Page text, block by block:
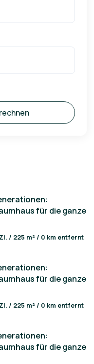
für die ganze
/ 225 m² / 0 km entfernt
für die ganze
/ 225 m² / 0 km entfernt
für die ganze